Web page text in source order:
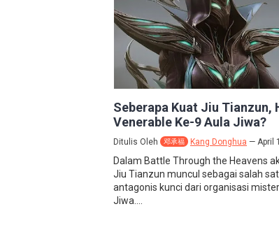
Seberapa Kuat Jiu Tianzun,
Venerable Ke-9 Aula Jiwa?
Ditulis Oleh 邓承福 Kang Donghua April
Dalam Battle Through the Heavens
Jiu Tianzun muncul sebagai salah
antagonis kunci dari organisasi
Jiwa....